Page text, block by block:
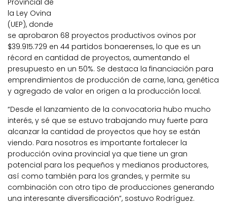
Provincial de
la Ley Ovina
(UEP), donde
se aprobaron 68 proyectos productivos ovinos por
$39.915.729 en 44 partidos bonaerenses, lo que es un
récord en cantidad de proyectos, aumentando el
presupuesto en un 50%. Se destaca la financiación para
emprendimientos de producción de carne, lana, genética
y agregado de valor en origen a la producción local.
“Desde el lanzamiento de la convocatoria hubo mucho
interés, y sé que se estuvo trabajando muy fuerte para
alcanzar la cantidad de proyectos que hoy se están
viendo. Para nosotros es importante fortalecer la
producción ovina provincial ya que tiene un gran
potencial para los pequeños y medianos productores,
así como también para los grandes, y permite su
combinación con otro tipo de producciones generando
una interesante diversificación”, sostuvo Rodríguez.